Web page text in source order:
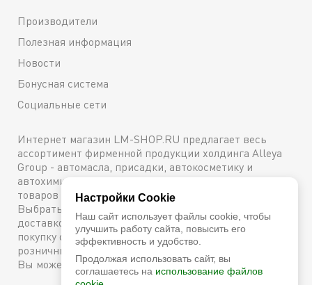
Производители
Полезная информация
Новости
Бонусная система
Социальные сети
Интернет магазин LM-SHOP.RU предлагает весь
ассортимент фирменной продукции холдинга Alleya
Group - автомасла, присадки, автокосметику и
автохимию. Каталог содержит подробное описание
товаров с техническими характеристиками и ценами.
Выбрать и купить оригинальную продукцию с
доставкой по Москве можно сейчас же, оформив
покупку онлайн, либо посетив один из наших
розничных магазинов. Более подробную информацию
Вы можете получить по телефону+7 (800) 600-48-38
Настройки Cookie
Наш сайт использует файлы cookie, чтобы
улучшить работу сайта, повысить его
эффективность и удобство.
Продолжая использовать сайт, вы
соглашаетесь на использование файлов